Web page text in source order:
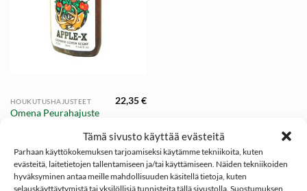
Tämä sivusto käyttää evästeitä
Parhaan käyttökokemuksen tarjoamiseksi käytämme tekniikoita, kuten
evästeitä, laitetietojen tallentamiseen ja/tai käyttämiseen. Näiden tekniikoiden
hyväksyminen antaa meille mahdollisuuden käsitellä tietoja, kuten
selauskäyttäytymistä tai yksilöllisiä tunnisteita tällä sivustolla. Suostumuksen
HOUKUTUSHAJUSTEET
Omena Peurahajuste
22,35€